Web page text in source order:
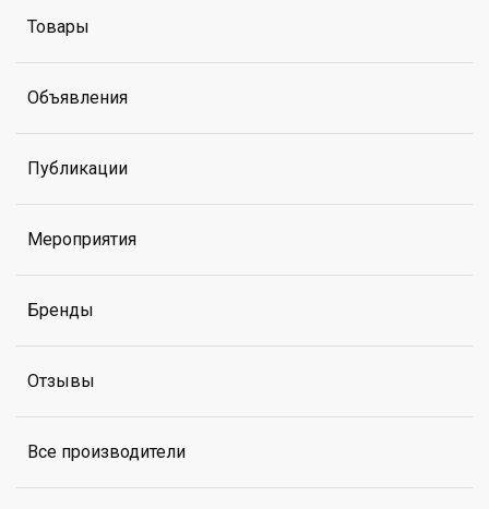
Товары
Объявления
Публикации
Мероприятия
Бренды
Отзывы
Все производители